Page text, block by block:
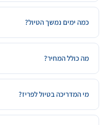
כמה ימים נמשך הטיול?
מה כולל המחיר?
מי המדריכה בטיול לפריז?